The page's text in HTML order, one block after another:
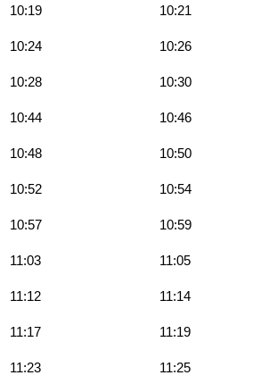
10:19 10:21
10:24 10:26
10:28 10:30
10:44 10:46
10:48 10:50
10:52 10:54
10:57 10:59
11:03 11:05
11:12 11:14
11:17 11:19
11:23 11:25